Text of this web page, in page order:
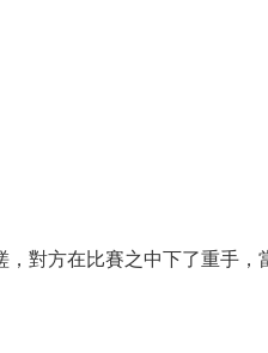
對方在比賽之中下了重手，